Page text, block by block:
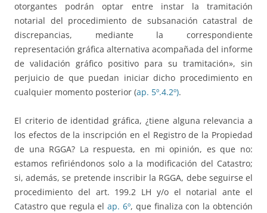
otorgantes podrán optar entre instar la tramitación
notarial del procedimiento de subsanación catastral de
discrepancias, mediante la correspondiente
representación gráfica alternativa acompañada del informe
de validación gráfico positivo para su tramitación», sin
perjuicio de que puedan iniciar dicho procedimiento en
cualquier momento posterior (ap. 5º.4.2º).
El criterio de identidad gráfica, ¿tiene alguna relevancia a
los efectos de la inscripción en el Registro de la Propiedad
de una RGGA? La respuesta, en mi opinión, es que no:
estamos refiriéndonos solo a la modificación del Catastro;
si, además, se pretende inscribir la RGGA, debe seguirse el
procedimiento del art. 199.2 LH y/o el notarial ante el
Catastro que regula elap. 6º, que finaliza con la obtención